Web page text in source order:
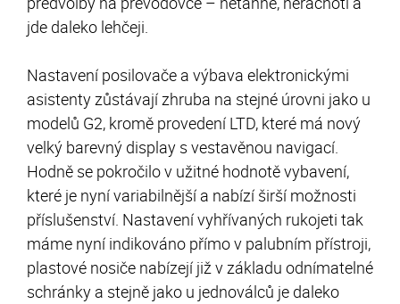
jde daleko lehčeji.
Nastavení posilovače a výbava elektronickými
asistenty zůstávají zhruba na stejné úrovni jako u
modelů G2, kromě provedení LTD, které má nový
velký barevný display s vestavěnou navigací.
Hodně se pokročilo v užitné hodnotě vybavení,
které je nyní variabilnější a nabízí širší možnosti
příslušenství. Nastavení vyhřívaných rukojeti tak
máme nyní indikováno přímo v palubním přístroji,
plastové nosiče nabízejí již v základu odnímatelné
schránky a stejně jako u jednoválců je daleko